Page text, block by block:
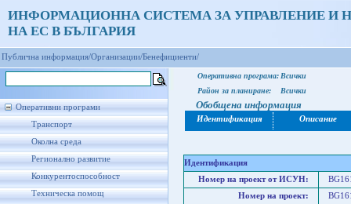
ИНФОРМАЦИОННА СИСТЕМА ЗА УПРАВЛЕНИЕ И
НА ЕС В БЪЛГАРИЯ
Публична информация/Организации/Бенефициенти/
Оперативни програми
Транспорт
Околна среда
Регионално развитие
Конкурентоспособност
Техническа помощ
Оперативна програма: Всички
Район за планиране:
Всички
Обобщена информация
Идентификация Описание
Идентификация
Номер на проект от ИСУН:
Номер на проект: